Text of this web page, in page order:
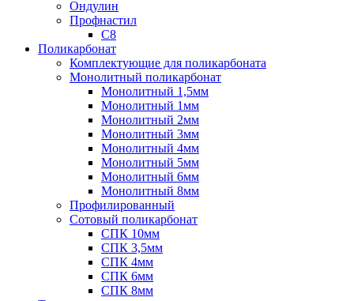
Ондулин
Профнастил
С8
Поликарбонат
Комплектующие для поликарбоната
Монолитный поликарбонат
Монолитный 1,5мм
Монолитный 1мм
Монолитный 2мм
Монолитный 3мм
Монолитный 4мм
Монолитный 5мм
Монолитный 6мм
Монолитный 8мм
Профилированный
Сотовый поликарбонат
СПК 10мм
СПК 3,5мм
СПК 4мм
СПК 6мм
СПК 8мм